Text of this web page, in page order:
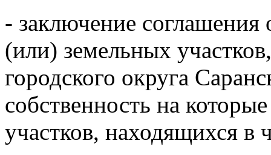
- заключение соглашения
(или) земельных
городского округа
собственность на
участков, находящихся в